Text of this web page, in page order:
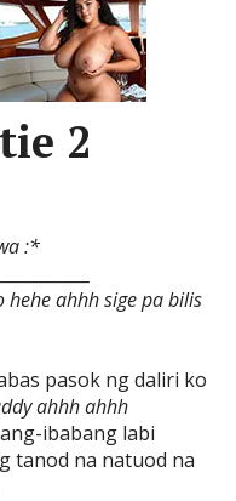
2
:*
hehe ahhh sige pa bilis
pasok ng daliri ko
ahhh ahhh
ibabang labi
tanod na natuod na